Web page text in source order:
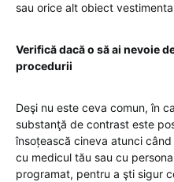
sau orice alt obiect
Verifică dacă o să ai nevoie
procedurii
Deşi nu este ceva comun, în
substanţă de contrast este
însoțească cineva atunci
cu medicul tău sau cu
programat, pentru a şti sigur